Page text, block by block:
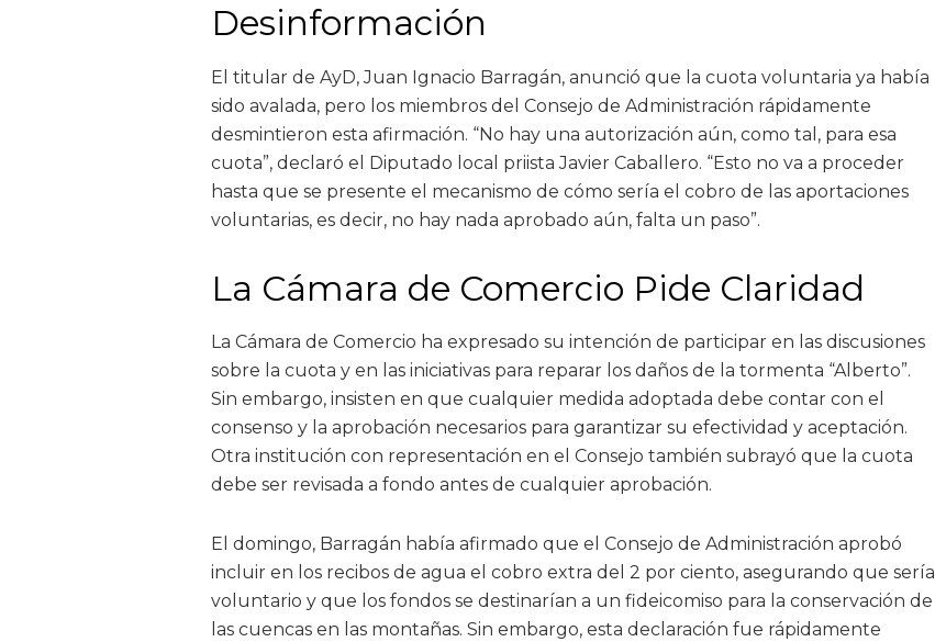
Desinformación
El titular de AyD, Juan Ignacio Barragán, anunció que la cuota voluntaria ya había
sido avalada, pero los miembros del Consejo de Administración rápidamente
desmintieron esta afirmación. “No hay una autorización aún, como tal, para esa
cuota”, declaró el Diputado local priista Javier Caballero. “Esto no va a proceder
hasta que se presente el mecanismo de cómo sería el cobro de las aportaciones
voluntarias, es decir, no hay nada aprobado aún, falta un paso”.
La Cámara de Comercio Pide Claridad
La Cámara de Comercio ha expresado su intención de participar en las discusiones
sobre la cuota y en las iniciativas para reparar los daños de la tormenta “Alberto”.
Sin embargo, insisten en que cualquier medida adoptada debe contar con el
consenso y la aprobación necesarios para garantizar su efectividad y aceptación.
Otra institución con representación en el Consejo también subrayó que la cuota
debe ser revisada a fondo antes de cualquier aprobación.
El domingo, Barragán había afirmado que el Consejo de Administración aprobó
incluir en los recibos de agua el cobro extra del 2 por ciento, asegurando que sería
voluntario y que los fondos se destinarían a un fideicomiso para la conservación de
las cuencas en las montañas. Sin embargo, esta declaración fue rápidamente